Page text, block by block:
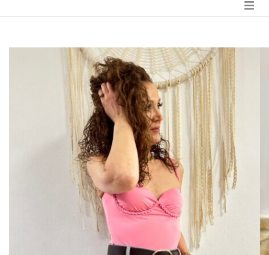
FIANZA TIKTOK
MODA CHICA
BEAUTY
PERFUMES
BISUTERIA
BOLSOS Y MONEDEROS